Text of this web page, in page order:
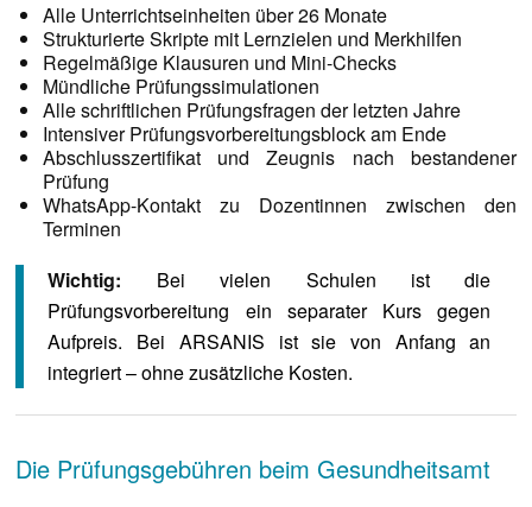
Alle Unterrichtseinheiten über 26 Monate
Strukturierte Skripte mit Lernzielen und Merkhilfen
Regelmäßige Klausuren und Mini-Checks
Mündliche Prüfungssimulationen
Alle schriftlichen Prüfungsfragen der letzten Jahre
Intensiver Prüfungsvorbereitungsblock am Ende
Abschlusszertifikat und Zeugnis nach bestandener
Prüfung
WhatsApp-Kontakt zu Dozentinnen zwischen den
Terminen
Wichtig: Bei vielen Schulen ist die
Prüfungsvorbereitung ein separater Kurs gegen
Aufpreis. Bei ARSANIS ist sie von Anfang an
integriert – ohne zusätzliche Kosten.
Die Prüfungsgebühren beim Gesundheitsamt